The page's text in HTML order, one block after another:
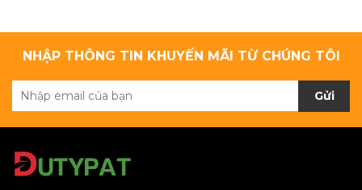
NHẬP THÔNG TIN KHUYẾN MÃI TỪ CHÚNG TÔI
Gửi